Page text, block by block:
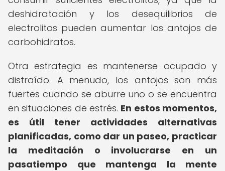
deshidratación y los desequilibrios de
electrolitos pueden aumentar los antojos de
carbohidratos.
Otra estrategia es mantenerse ocupado y
distraído. A menudo, los antojos son más
fuertes cuando se aburre uno o se encuentra
en situaciones de estrés. En estos momentos,
es útil tener actividades alternativas
planificadas, como dar un paseo, practicar
la meditación o involucrarse en un
pasatiempo que mantenga la mente